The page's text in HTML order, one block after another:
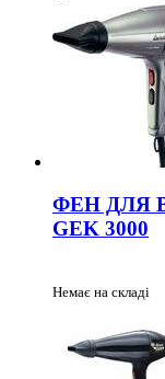
ФЕН ДЛЯ
GEK 3000
Немає на складі